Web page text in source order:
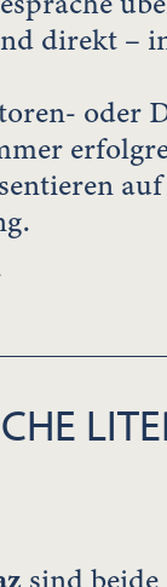
direkt –
oder